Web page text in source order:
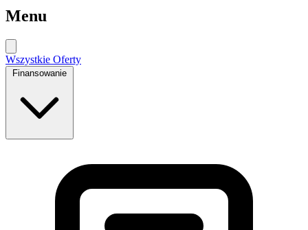
Menu
Wszystkie Oferty
Finansowanie